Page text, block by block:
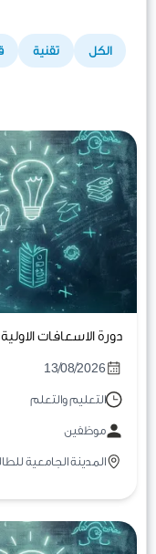
نوع
الدورة
الكل تقنية
دورة الاسعافات الاولية
13/08/2026
التعليم والتعلم
موظفين
المدينة الجامعية للطالبات مبنى 21 قاعات